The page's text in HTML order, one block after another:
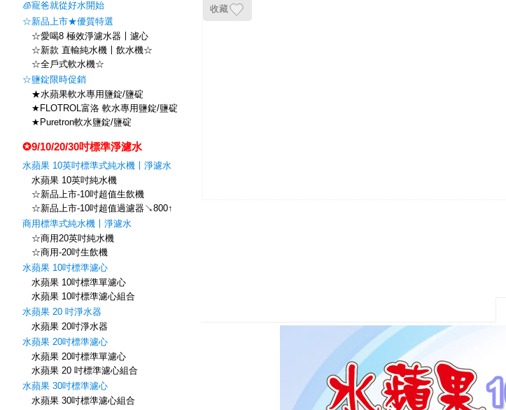
🧊寵爸就從好水開始
☆新品上市★優質特選
☆愛喝8 極效淨濾水器〡濾心
☆新款 直輸純水機〡飲水機☆
☆全戶式軟水機☆
☆鹽錠限時促銷
★水蘋果軟水專用鹽錠/鹽碇
★FLOTROL富洛 軟水專用鹽錠/鹽碇
★Puretron軟水鹽錠/鹽碇
✪9/10/20/30吋標準淨濾水
水蘋果 10英吋標準式純水機〡淨濾水
水蘋果 10英吋純水機
☆新品上市-10吋超值生飲機
☆新品上市-10吋超值過濾器↘800↑
商用標準式純水機〡淨濾水
☆商用20英吋純水機
☆商用-20吋生飲機
水蘋果 10吋標準濾心
水蘋果 10吋標準單濾心
水蘋果 10吋標準濾心組合
水蘋果 20 吋淨水器
水蘋果 20吋淨水器
水蘋果 20吋標準濾心
水蘋果 20吋標準單濾心
水蘋果 20 吋標準濾心組合
水蘋果 30吋標準濾心
水蘋果 30吋標準濾心組合
收藏